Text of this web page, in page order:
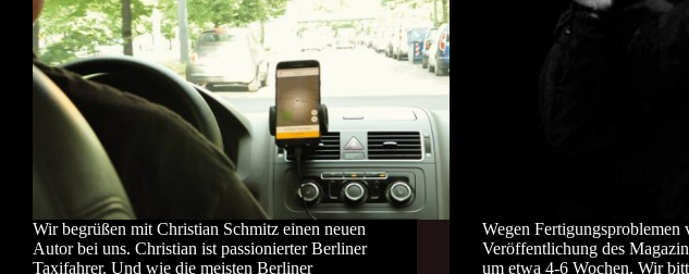
Wir begrüßen mit Christian Schmitz einen neuen
Autor bei uns. Christian ist passionierter Berliner
Taxifahrer. Und wie die meisten Berliner
Wegen Fertigungsproblemen
Veröffentlichung des
um etwa 4-6 Wochen. Wir